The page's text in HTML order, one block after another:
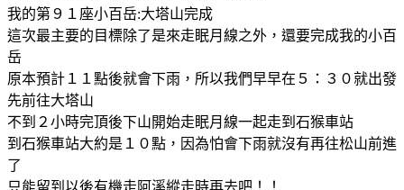
我的第９１座小百岳:大塔山完成
這次最主要的目標除了是來走眠月線之外，還要完成我的小百
岳
原本預計１１點後就會下雨，所以我們早早在５：３０就出發
先前往大塔山
不到２小時完頂後下山開始走眠月線一起走到石猴車站
到石猴車站大約是１０點，因為怕會下雨就沒有再往松山前進
了
只能留到以後有機走阿溪縱走時再去吧！！